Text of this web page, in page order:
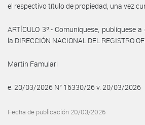
el respectivo título de propiedad, una vez
ARTÍCULO 3º.- Comuníquese, publíquese
la DIRECCIÓN NACIONAL DEL REGISTRO
Martin Famulari
e. 20/03/2026 N° 16330/26 v. 20/03/2026
Fecha de publicación 20/03/2026